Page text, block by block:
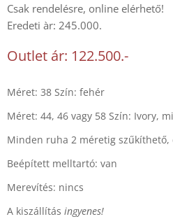
Csak rendelésre, online elérhető!
Eredeti àr: 245.000.
Outlet ár: 122.500.-
Méret: 38 Szín: fehér
Méret: 44, 46 vagy 58 Szín: Ivory,
Minden ruha 2 méretig szűkíthető,
Beépített melltartó: van
Merevítés: nincs
A kiszállítás ingyenes!